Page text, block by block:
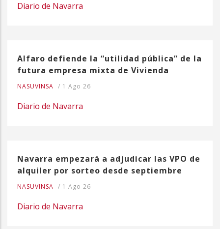
Diario de Navarra
Alfaro defiende la “utilidad pública” de la
futura empresa mixta de Vivienda
NASUVINSA / 1 Ago 26
Diario de Navarra
Navarra empezará a adjudicar las VPO de
alquiler por sorteo desde septiembre
NASUVINSA / 1 Ago 26
Diario de Navarra